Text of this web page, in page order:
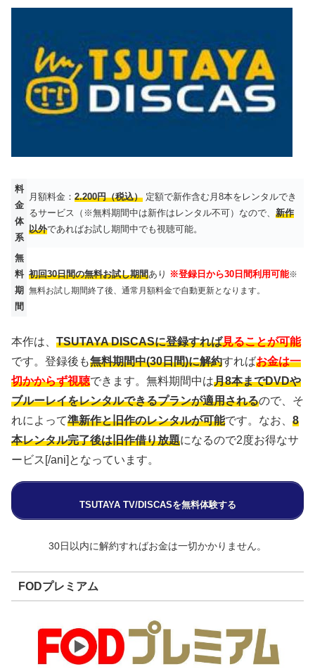
料
金
体
系
月額料金： 2.200円（税込） 定額で新作含む月8本をレンタルでき
るサービス（※無料期間中は新作はレンタル不可）なので、 新作
以外であればお試し期間中でも視聴可能。
無
料
期
間
初回30日間の無料お試し期間あり ※登録日から30日間利用可能※
無料お試し期間終了後、通常月額料金で自動更新となります。
本作は、 TSUTAYA DISCASに登録すれば見ることが可能
です。登録後も無料期間中(30日間)に解約すればお金は一
切かからず視聴できます。無料期間中は月8本までDVDや
ブルーレイをレンタルできるプランが適用されるので、そ
れによって準新作と旧作のレンタルが可能です。なお、 8
本レンタル完了後は旧作借り放題になるので2度お得なサ
ービス[/ani]となっています。
TSUTAYA TV/DISCASを無料体験する
30日以内に解約すればお金は一切かかりません。
FODプレミアム